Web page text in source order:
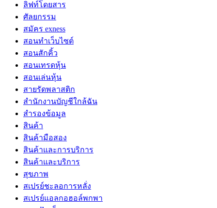
ลิฟท์โดยสาร
ศัลยกรรม
สมัคร exness
สอนทำเว็บไซต์
สอนสักคิ้ว
สอนเทรดหุ้น
สอนเล่นหุ้น
สายรัดพลาสติก
สำนักงานบัญชีใกล้ฉัน
สำรองข้อมูล
สินค้า
สินค้ามือสอง
สินค้าและการบริการ
สินค้าและบริการ
สุขภาพ
สเปรย์ชะลอการหลั่ง
สเปรย์แอลกอฮอล์พกพา